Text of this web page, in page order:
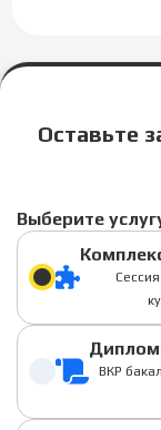
Оставьте
Выберите
ВКР